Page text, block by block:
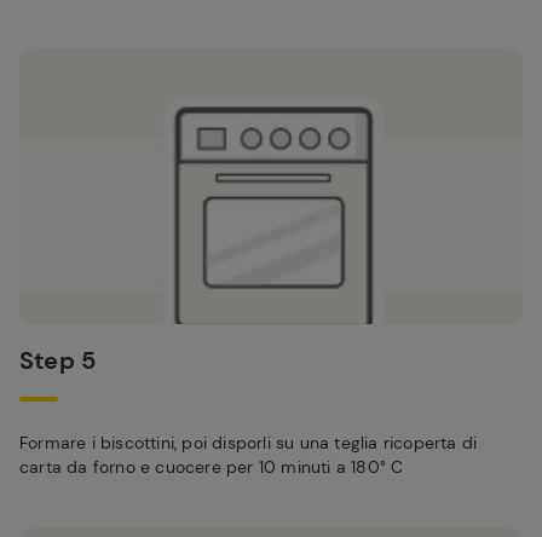
Step 5
Formare i biscottini, poi disporli su una teglia ricoperta di
carta da forno e cuocere per 10 minuti a 180° C